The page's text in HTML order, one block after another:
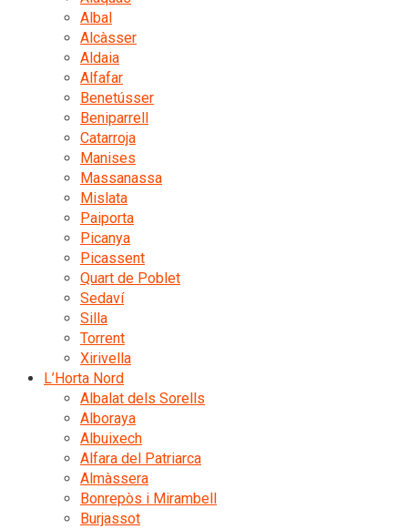
Albal
Alcàsser
Aldaia
Alfafar
Benetússer
Beniparrell
Catarroja
Manises
Massanassa
Mislata
Paiporta
Picanya
Picassent
Quart de Poblet
Sedaví
Silla
Torrent
Xirivella
L’Horta Nord
Albalat dels Sorells
Alboraya
Albuixech
Alfara del Patriarca
Almàssera
Bonrepòs i Mirambell
Burjassot